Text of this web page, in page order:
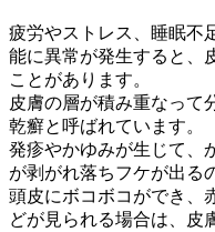
疲労やストレス、睡眠不
能に異常が発生すると、
ことがあります。
皮膚の層が積み重なって
乾癬と呼ばれています。
発疹やかゆみが生じて、
が剥がれ落ちフケが出る
頭皮にボコボコができ、
どが見られる場合は、皮